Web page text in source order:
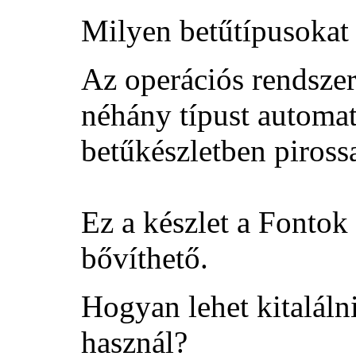
Milyen betűtípusokat
Az operációs
néhány típust
betűkészletben
Ez a készlet a Fontok
bővíthető.
Hogyan lehet
használ?